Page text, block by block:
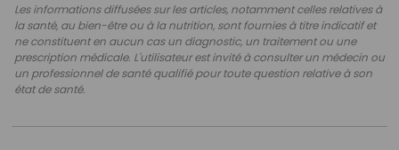
Les informations diffusées sur les articles, notamment celles relatives à
la santé, au bien-être ou à la nutrition, sont fournies à titre indicatif et
ne constituent en aucun cas un diagnostic, un traitement ou une
prescription médicale. L'utilisateur est invité à consulter un médecin ou
un professionnel de santé qualifié pour toute question relative à son
état de santé.